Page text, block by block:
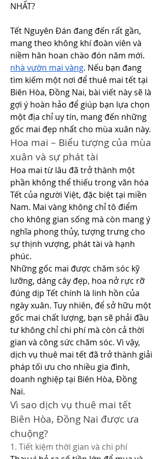
NHẤT?
Tết Nguyên Đán đang đến rất gần,
mang theo không khí đoàn viên và
nhà vườn mai vàng. Nếu bạn đang
tìm kiếm một nơi để thuê mai tết tại
Biên Hòa, Đồng Nai, bài viết này sẽ là
gợi ý hoàn hảo để giúp bạn lựa chọn
một địa chỉ uy tín, mang đến những
gốc mai đẹp nhất cho mùa xuân này.
Hoa mai – Biểu tượng của mùa
xuân và sự phát tài
Hoa mai từ lâu đã trở thành một
phần không thể thiếu trong văn hóa
Tết của người Việt, đặc biệt tại miền
Nam. Mai vàng không chỉ tô điểm
cho không gian sống mà còn mang ý
nghĩa phong thủy, tượng trưng cho
sự thịnh vượng, phát tài và hạnh
phúc.
Những gốc mai được chăm sóc kỹ
lưỡng, dáng cây đẹp, hoa nở rực rỡ
đúng dịp Tết chính là linh hồn của
ngày xuân. Tuy nhiên, để sở hữu một
gốc mai chất lượng, bạn sẽ phải đầu
tư không chỉ chi phí mà còn cả thời
gian và công sức chăm sóc. Vì vậy,
dịch vụ thuê mai tết đã trở thành giải
pháp tối ưu cho nhiều gia đình,
doanh nghiệp tại Biên Hòa, Đồng
Nai.
Vì sao dịch vụ thuê mai tết
Biên Hòa, Đồng Nai được ưa
chuộng?
1. Tiết kiệm thời gian và chi phí